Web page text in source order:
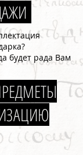
будет рада Вам